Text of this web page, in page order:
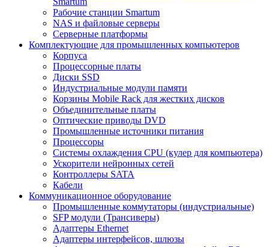
Рабочие станции Smartum
NAS и файловые серверы
Серверные платформы
Комплектующие для промышленных компьютеров
Корпуса
Процессорные платы
Диски SSD
Индустриальные модули памяти
Корзины Mobile Rack для жестких дисков
Объединительные платы
Оптические приводы DVD
Промышленные источники питания
Процессоры
Системы охлаждения CPU (кулер для компьютера)
Ускорители нейронных сетей
Контроллеры SATA
Кабели
Коммуникационное оборудование
Промышленные коммутаторы (индустриальные)
SFP модули (Трансиверы)
Адаптеры Ethernet
Адаптеры интерфейсов, шлюзы